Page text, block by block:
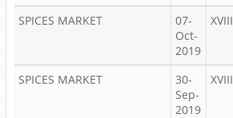
SPICES MARKET
07-
Oct-
2019
XVIII
SPICES MARKET
30-
Sep-
2019
XVIII